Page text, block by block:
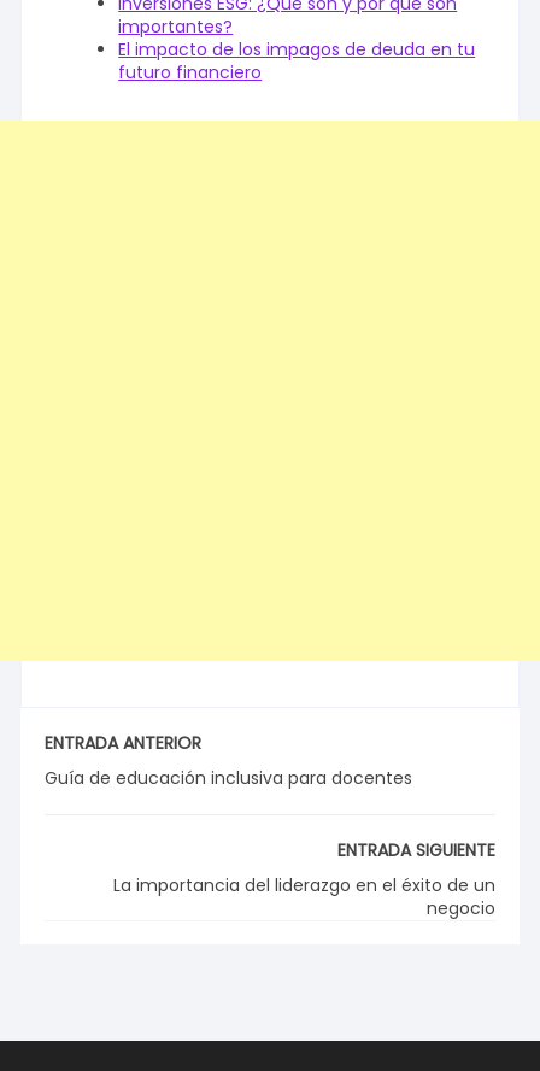
importantes?
El impacto de los impagos de deuda en tu
futuro financiero
ENTRADA ANTERIOR
Guía de educación inclusiva para docentes
ENTRADA SIGUIENTE
La importancia del liderazgo en el éxito de un
negocio